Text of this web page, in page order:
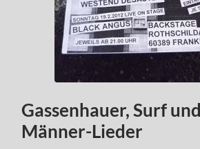
Gassenhauer, Surf
Männer-Lieder